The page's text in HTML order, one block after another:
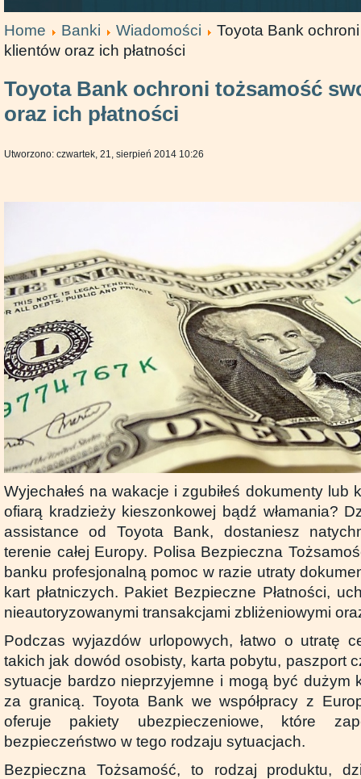
Home Banki Wiadomości
Toyota Bank
klientów oraz ich płatności
Toyota Bank ochroni tożsamość
oraz ich płatności
Utworzono: czwartek, 21, sierpień 2014 10:26
Wyjechałeś na wakacje i zgubiłeś dokumenty lub
ofiarą kradzieży kieszonkowej bądź włamania?
assistance od Toyota Bank, dostaniesz
terenie całej Europy. Polisa Bezpieczna
banku profesjonalną pomoc w razie utraty
kart płatniczych. Pakiet Bezpieczne Płatności,
nieautoryzowanymi transakcjami zbliżeniowymi
Podczas wyjazdów urlopowych, łatwo o utratę
takich jak dowód osobisty, karta pobytu, paszport
sytuacje bardzo nieprzyjemne i mogą być dużym
za granicą. Toyota Bank we współpracy z
oferuje pakiety ubezpieczeniowe, które
bezpieczeństwo w tego rodzaju sytuacjach.
Bezpieczna Tożsamość, to rodzaj produktu,